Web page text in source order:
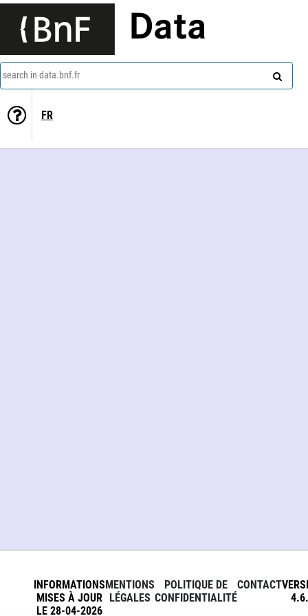
Data
search in data.bnf.fr
FR
INFORMATIONS
MISES À JOUR
LE 28-04-2026
MENTIONS
LÉGALES
POLITIQUE DE
CONFIDENTIALITÉ
CONTACT